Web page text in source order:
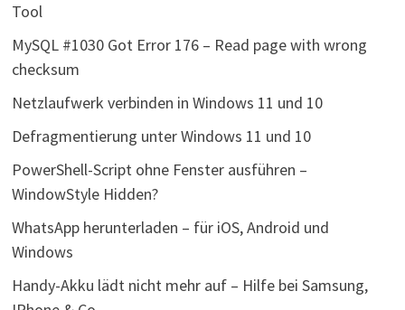
Tool
MySQL #1030 Got Error 176 – Read page with wrong
checksum
Netzlaufwerk verbinden in Windows 11 und 10
Defragmentierung unter Windows 11 und 10
PowerShell-Script ohne Fenster ausführen –
WindowStyle Hidden?
WhatsApp herunterladen – für iOS, Android und
Windows
Handy-Akku lädt nicht mehr auf – Hilfe bei Samsung,